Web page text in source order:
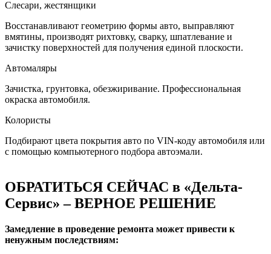
Слесари, жестянщики
Восстанавливают геометрию формы авто, выправляют
вмятины, производят рихтовку, сварку, шпатлевание и
зачистку поверхностей для получения единой плоскости.
Автомаляры
Зачистка, грунтовка, обезжиривание. Профессиональная
окраска автомобиля.
Колористы
Подбирают цвета покрытия авто по VIN-коду автомобиля или
с помощью компьютерного подбора автоэмали.
ОБРАТИТЬСЯ СЕЙЧАС в «Дельта-
Сервис» – ВЕРНОЕ РЕШЕНИЕ
Замедление в проведение ремонта может привести к
ненужным последствиям: